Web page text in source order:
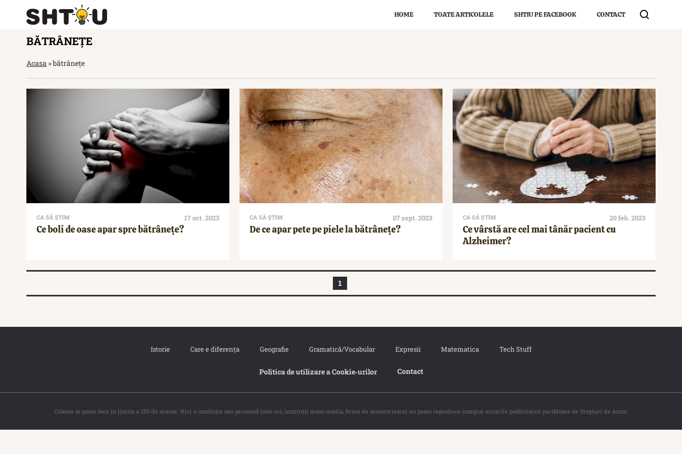
HOME TOATE ARTICOLELE SHTIU PE FACEBOOK CONTACT
BĂTRÂNEȚE
Acasa »bătrânețe
CA SĂ ȘTIM 17 oct. 2023
Ce boli de oase apar spre bătrânețe?
CA SĂ ȘTIM 07 sept. 2023
De ce apar pete pe piele la bătrânețe?
CA SĂ ȘTIM 20 feb. 2023
Ce vârstă are cel mai tânăr pacient cu
Alzheimer?
1
Istorie Care e diferența Geografie Gramatică/Vocabular Expresii Matematica Tech Stuff
Politica de utilizare a Cookie‐urilor Contact
Citarea se poate face în limita a 250 de semne. Nici o instituţie sau persoană (site-uri, instituţii mass-media, firme de monitorizare) nu poate reproduce integral scrierile publicistice purtătoare de Drepturi de Autor.